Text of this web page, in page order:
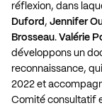
réflexion, dans
Duford , Jennifer
Brosseau. Valérie
développons un
reconnaissance,
2022 et
Comité consultatif